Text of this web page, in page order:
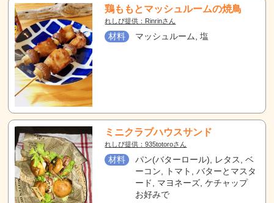
鶏ももとマッシュルームの焼鳥
れしぴ提供：Rinrinさん
材料 マッシュルーム, 塩
ミニクラブハウスサンド
れしぴ提供：935totoroさん
材料
パン(バターロール), レタス, ベ
ーコン, トマト, バターとマスタ
ード, マヨネーズ, ケチャップ
お好みで